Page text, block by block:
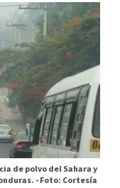
de polvo del Sahara y
-Foto: Cortesía